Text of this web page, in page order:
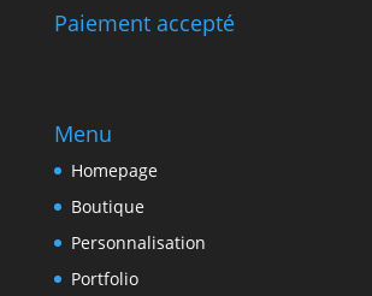
Paiement accepté
Menu
Homepage
Boutique
Personnalisation
Portfolio